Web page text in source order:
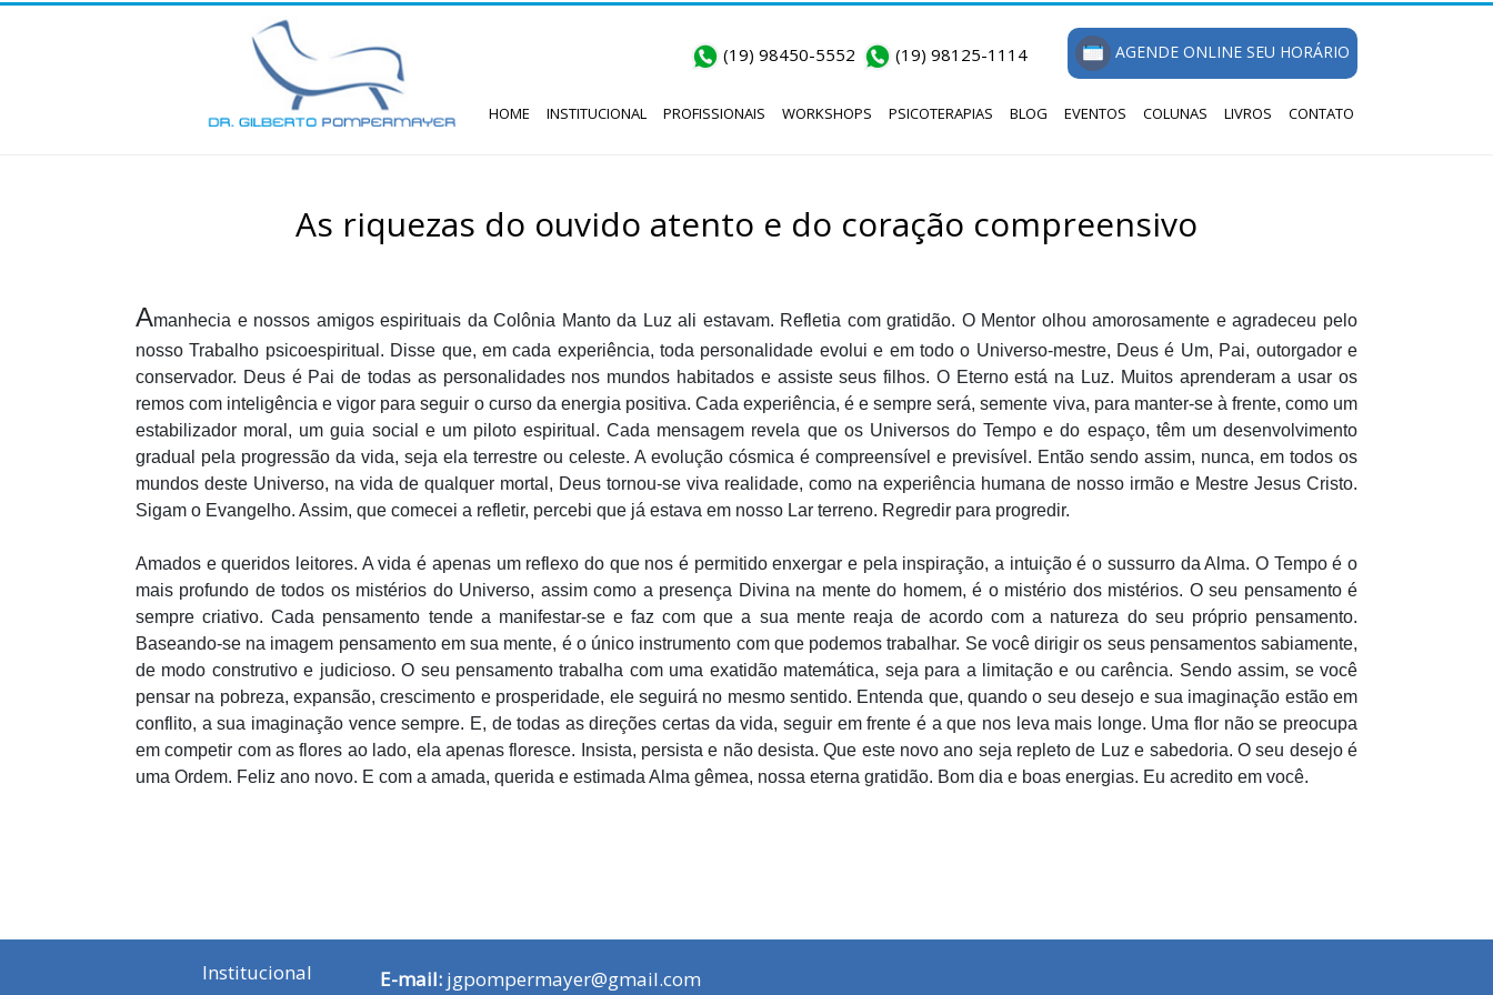
(19) 98450-5552 (19) 98125-1114 AGENDE ONLINE SEU HORÁRIO
HOME INSTITUCIONAL PROFISSIONAIS WORKSHOPS PSICOTERAPIAS BLOG EVENTOS COLUNAS LIVROS CONTATO
As riquezas do ouvido atento e do coração compreensivo
Amanhecia e nossos amigos espirituais da Colônia Manto da Luz ali estavam. Refletia com gratidão. O Mentor olhou amorosamente e agradeceu pelo
nosso Trabalho psicoespiritual. Disse que, em cada experiência, toda personalidade evolui e em todo o Universo-mestre, Deus é Um, Pai, outorgador e
conservador. Deus é Pai de todas as personalidades nos mundos habitados e assiste seus filhos. O Eterno está na Luz. Muitos aprenderam a usar os
remos com inteligência e vigor para seguir o curso da energia positiva. Cada experiência, é e sempre será, semente viva, para manter-se à frente, como um
estabilizador moral, um guia social e um piloto espiritual. Cada mensagem revela que os Universos do Tempo e do espaço, têm um desenvolvimento
gradual pela progressão da vida, seja ela terrestre ou celeste. A evolução cósmica é compreensível e previsível. Então sendo assim, nunca, em todos os
mundos deste Universo, na vida de qualquer mortal, Deus tornou-se viva realidade, como na experiência humana de nosso irmão e Mestre Jesus Cristo.
Sigam o Evangelho. Assim, que comecei a refletir, percebi que já estava em nosso Lar terreno. Regredir para progredir.
Amados e queridos leitores. A vida é apenas um reflexo do que nos é permitido enxergar e pela inspiração, a intuição é o sussurro da Alma. O Tempo é o
mais profundo de todos os mistérios do Universo, assim como a presença Divina na mente do homem, é o mistério dos mistérios. O seu pensamento é
sempre criativo. Cada pensamento tende a manifestar-se e faz com que a sua mente reaja de acordo com a natureza do seu próprio pensamento.
Baseando-se na imagem pensamento em sua mente, é o único instrumento com que podemos trabalhar. Se você dirigir os seus pensamentos sabiamente,
de modo construtivo e judicioso. O seu pensamento trabalha com uma exatidão matemática, seja para a limitação e ou carência. Sendo assim, se você
pensar na pobreza, expansão, crescimento e prosperidade, ele seguirá no mesmo sentido. Entenda que, quando o seu desejo e sua imaginação estão em
conflito, a sua imaginação vence sempre. E, de todas as direções certas da vida, seguir em frente é a que nos leva mais longe. Uma flor não se preocupa
em competir com as flores ao lado, ela apenas floresce. Insista, persista e não desista. Que este novo ano seja repleto de Luz e sabedoria. O seu desejo é
uma Ordem. Feliz ano novo. E com a amada, querida e estimada Alma gêmea, nossa eterna gratidão. Bom dia e boas energias. Eu acredito em você.
Institucional E-mail: jgpompermayer@gmail.com